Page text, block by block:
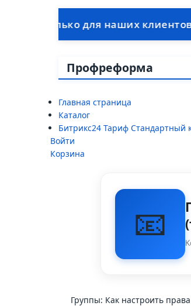
наших клиентов • Экономия
Профреформа
Главная страница
Каталог
Битрикс24 Тариф Стандартный
Войти
Корзина
📧
Группы: Как настроить